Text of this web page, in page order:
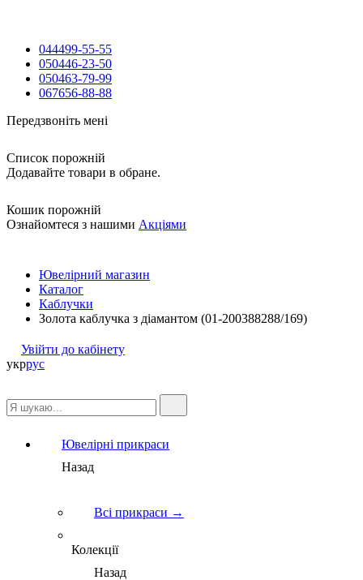
044499-55-55
050446-23-50
050463-79-99
067656-88-88
Передзвоніть мені
Список порожній
Додавайте товари в обране.
Кошик порожній
Ознайомтеся з нашими Акціями
Ювелірний магазин
Каталог
Каблучки
Золота каблучка з діамантом (01-200388288/169)
Увійти до кабінету
укррус
Ювелірні прикраси
Назад
Всі прикраси →
Колекції
Назад